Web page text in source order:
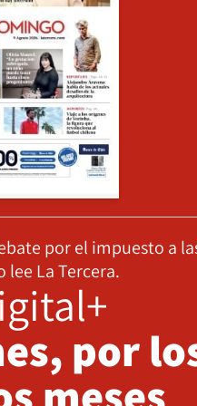
por el impuesto a
lee La Tercera.
por